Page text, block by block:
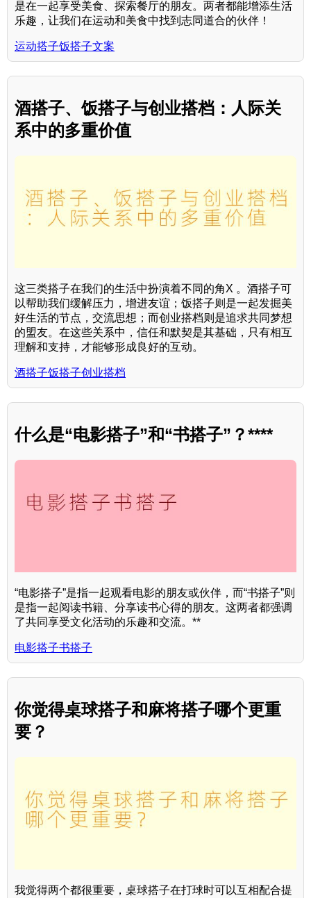
是在一起享受美食、探索餐厅的朋友。两者都能增添生活
乐趣，让我们在运动和美食中找到志同道合的伙伴！
运动搭子饭搭子文案
酒搭子、饭搭子与创业搭档：人际关
系中的多重价值
这三类搭子在我们的生活中扮演着不同的角X 。酒搭子可
以帮助我们缓解压力，增进友谊；饭搭子则是一起发掘美
好生活的节点，交流思想；而创业搭档则是追求共同梦想
的盟友。在这些关系中，信任和默契是其基础，只有相互
理解和支持，才能够形成良好的互动。
酒搭子饭搭子创业搭档
什么是“电影搭子”和“书搭子”？****
“电影搭子”是指一起观看电影的朋友或伙伴，而“书搭子”则
是指一起阅读书籍、分享读书心得的朋友。这两者都强调
了共同享受文化活动的乐趣和交流。**
电影搭子书搭子
你觉得桌球搭子和麻将搭子哪个更重
要？
我觉得两个都很重要，桌球搭子在打球时可以互相配合提